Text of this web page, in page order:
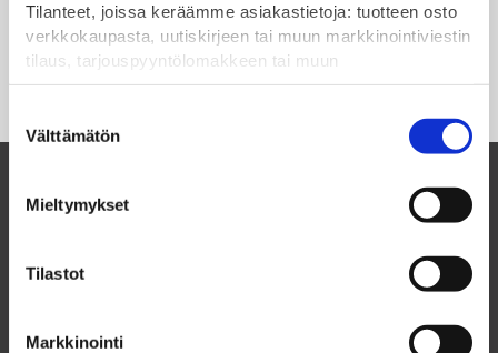
Tilanteet, joissa keräämme asiakastietoja: tuotteen osto
verkkokaupasta, uutiskirjeen tai muun markkinointiviestin
tilaus, tarjouspyyntölomakkeen tai muun
yhteydenottolomakkeen lähettäminen, käyttäjätilin
pyydetään erillinen suostumus tiedon käyttämiseen
markkinoinnissa. Hyväksymällä mainontaevästeet,
hyväksyt asiakasdatan jakamisen kolmansille osapuolille
mainonnan mittaamista varten.
valinta
Välttämätön
Mieltymykset
Tilastot
Markkinointi
Suomalainen perheyritys ja luotettava